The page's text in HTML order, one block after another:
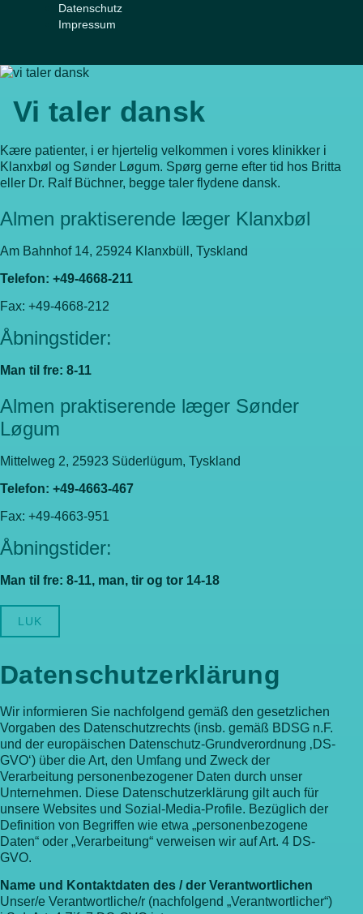
Datenschutz
Impressum
Vi taler dansk
Kære patienter, i er hjertelig velkommen i vores klinikker i
Klanxbøl og Sønder Løgum. Spørg gerne efter tid hos Britta
eller Dr. Ralf Büchner, begge taler flydene dansk.
Almen praktiserende læger Klanxbøl
Am Bahnhof 14, 25924 Klanxbüll, Tyskland
Telefon: +49-4668-211
Fax: +49-4668-212
Åbningstider:
Man til fre: 8-11
Almen praktiserende læger Sønder
Løgum
Mittelweg 2, 25923 Süderlügum, Tyskland
Telefon: +49-4663-467
Fax: +49-4663-951
Åbningstider:
Man til fre: 8-11, man, tir og tor 14-18
LUK
Datenschutzerklärung
Wir informieren Sie nachfolgend gemäß den gesetzlichen
Vorgaben des Datenschutzrechts (insb. gemäß BDSG n.F.
und der europäischen Datenschutz-Grundverordnung ‚DS-
GVO‘) über die Art, den Umfang und Zweck der
Verarbeitung personenbezogener Daten durch unser
Unternehmen. Diese Datenschutzerklärung gilt auch für
unsere Websites und Sozial-Media-Profile. Bezüglich der
Definition von Begriffen wie etwa „personenbezogene
Daten“ oder „Verarbeitung“ verweisen wir auf Art. 4 DS-
GVO.
Name und Kontaktdaten des / der Verantwortlichen
Unser/e Verantwortliche/r (nachfolgend „Verantwortlicher“)